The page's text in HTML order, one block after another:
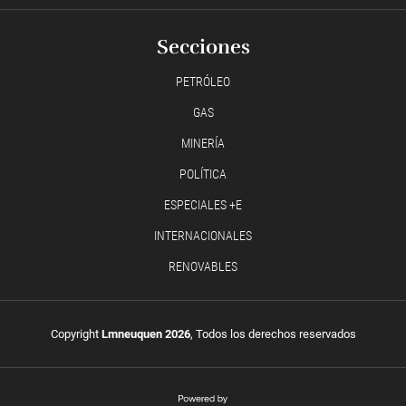
Secciones
PETRÓLEO
GAS
MINERÍA
POLÍTICA
ESPECIALES +E
INTERNACIONALES
RENOVABLES
Copyright Lmneuquen 2026, Todos los derechos reservados